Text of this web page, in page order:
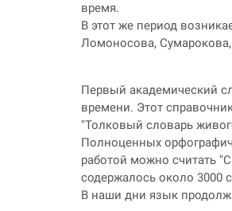
время.
В этот же период
Ломоносова, Сумарокова,
Первый академический
времени. Этот
"Толковый словарь
Полноценных
работой можно считать
содержалось около 3000
В наши дни язык